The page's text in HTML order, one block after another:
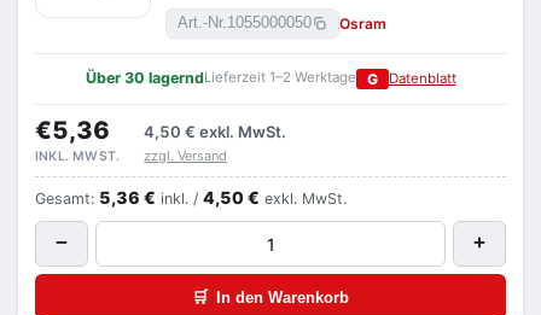
Art.-Nr.1055000050 Osram
Über 30 lagerndLieferzeit 1–2 Werktage G Datenblatt
€5,36 4,50 € exkl. MwSt.
INKL. MWST. zzgl. Versand
Gesamt: 5,36 € inkl. / 4,50 € exkl. MwSt.
− +
🛒 In den Warenkorb